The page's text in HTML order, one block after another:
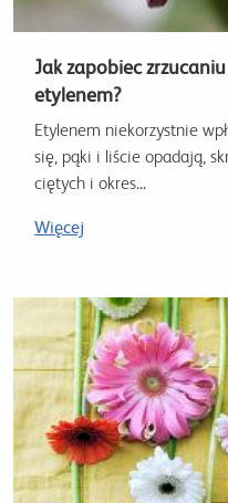
Jak zapobiec
etylenem?
Etylenem niekorzystnie
się, pąki i liście opadają,
ciętych i okres...
Więcej